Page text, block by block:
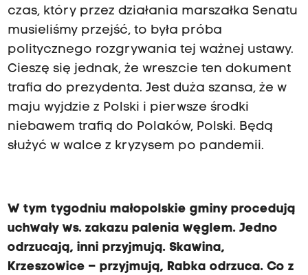
czas, który przez działania marszałka Senatu
musieliśmy przejść, to była próba
politycznego rozgrywania tej ważnej ustawy.
Cieszę się jednak, że wreszcie ten dokument
trafia do prezydenta. Jest duża szansa, że w
maju wyjdzie z Polski i pierwsze środki
niebawem trafią do Polaków, Polski. Będą
służyć w walce z kryzysem po pandemii.
W tym tygodniu małopolskie gminy procedują
uchwały ws. zakazu palenia węglem. Jedno
odrzucają, inni przyjmują. Skawina,
Krzeszowice – przyjmują, Rabka odrzuca. Co z